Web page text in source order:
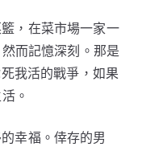
，在菜市場一家一
而記憶深刻。那是
我活的戰爭，如果
。
幸福。倖存的男